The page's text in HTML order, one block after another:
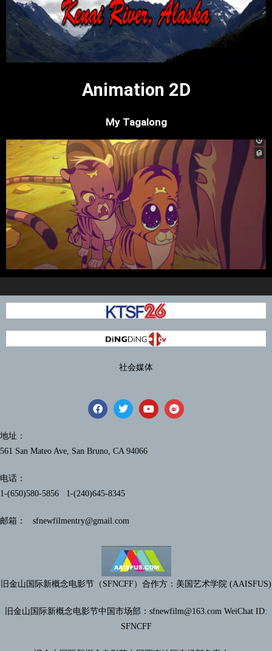
Animation 2D
My Tagalong
社会媒体
地址：
561 San Mateo Ave, San Bruno, CA 94066
电话：
1-(650)580-5856 1-(240)645-8345
邮箱： sfnewfilmentry@gmail.com
旧金山国际新概念电影节（SFNCFF）合作方：美国艺术学院 (AAISFUS)
旧金山国际新概念电影节中国市场部：sfnewfilm@163.com WeiChat ID:
SFNCFF